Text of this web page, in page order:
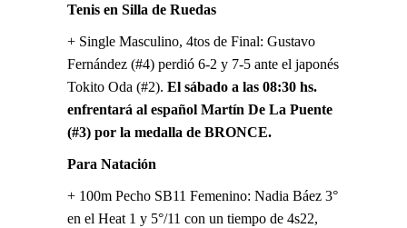
Tenis en Silla de Ruedas
+ Single Masculino, 4tos de Final: Gustavo
Fernández (#4) perdió 6-2 y 7-5 ante el japonés
Tokito Oda (#2). El sábado a las 08:30 hs.
enfrentará al español Martín De La Puente
(#3) por la medalla de BRONCE.
Para Natación
+ 100m Pecho SB11 Femenino: Nadia Báez 3°
en el Heat 1 y 5°/11 con un tiempo de 4s22,